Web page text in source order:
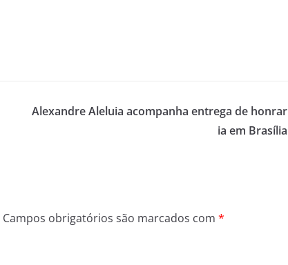
Alexandre Aleluia acompanha entrega de honrar
ia em Brasília
Campos obrigatórios são marcados com *